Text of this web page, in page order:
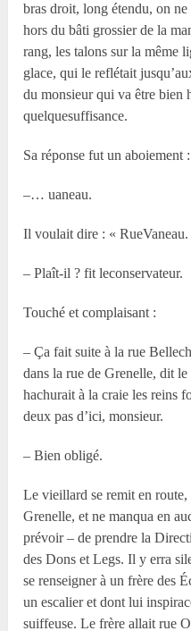
bras droit, long étendu, on
hors du bâti grossier de la
rang, les talons sur la même
glace, qui le reflétait
du monsieur qui va être bien
quelquesuffisance.
Sa réponse fut un aboiement :
–… uaneau.
Il voulait dire : « RueVaneau.
– Plaît-il ? fit leconservateur.
Touché et complaisant :
– Ça fait suite à la rue
dans la rue de Grenelle, dit
hachurait à la craie les reins
deux pas d’ici, monsieur.
– Bien obligé.
Le vieillard se remit en route,
Grenelle, et ne manqua en
prévoir – de prendre la
des Dons et Legs. Il y erra
se renseigner à un frère des
un escalier et dont lui
suiffeuse. Le frère allait rue